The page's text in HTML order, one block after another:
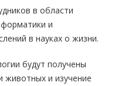
в области
и
в науках о жизни.
будут получены
животных и изучение